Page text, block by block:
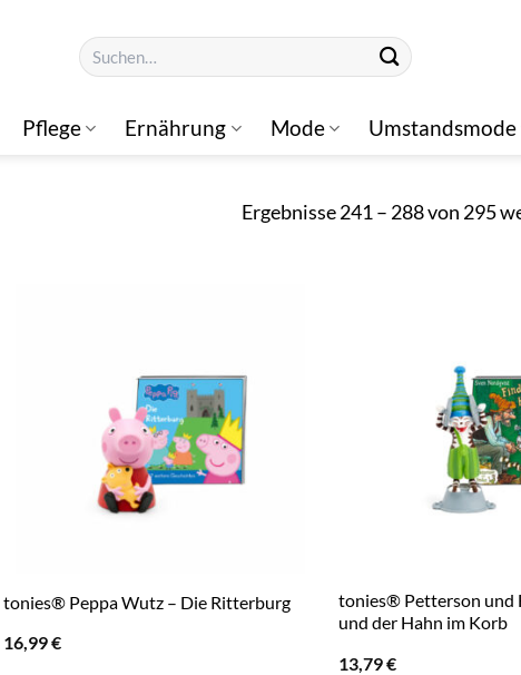
Suchen
nach:
Pflege Ernährung Mode Umstandsmode
Ergebnisse 241 – 288 von 295
tonies® Peppa Wutz – Die Ritterburg
16,99€
tonies® Petterson und
und der Hahn im Korb
13,79€